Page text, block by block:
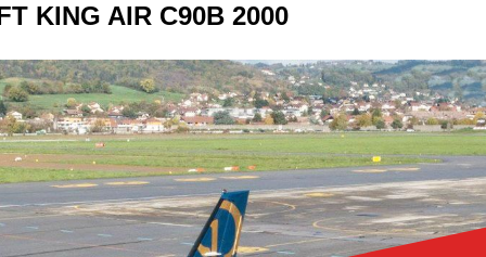
KING AIR C90B 2000